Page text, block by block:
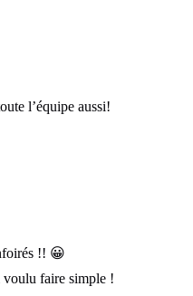
l’équipe aussi!
!! 😀
faire simple !